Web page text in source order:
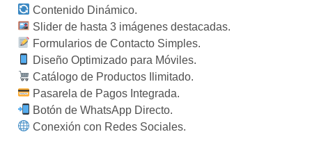
Contenido Dinámico.
Slider de hasta 3 imágenes destacadas.
Formularios de Contacto Simples.
Diseño Optimizado para Móviles.
Catálogo de Productos Ilimitado.
Pasarela de Pagos Integrada.
Botón de WhatsApp Directo.
Conexión con Redes Sociales.